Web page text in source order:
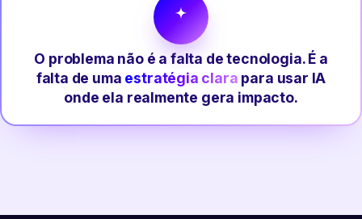
O problema não é a falta de tecnologia. É a
falta de uma estratégia clara para usar IA
onde ela realmente gera impacto.